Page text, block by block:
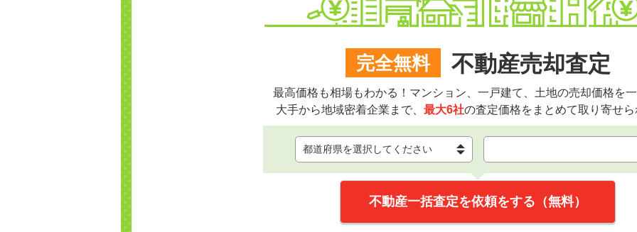
完全無料 不動産売却査定
最高価格も相場もわかる！マンション、一戸建て、土地の売却価格を一
大手から地域密着企業まで、 最大6社の査定価格をまとめて取り寄せら
不動産一括査定を依頼をする（無料）